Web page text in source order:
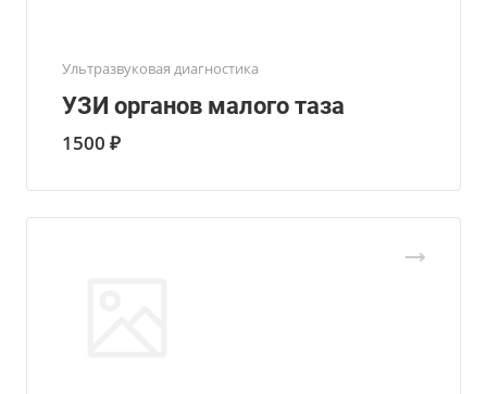
Ультразвуковая диагностика
УЗИ органов малого таза
1500 ₽